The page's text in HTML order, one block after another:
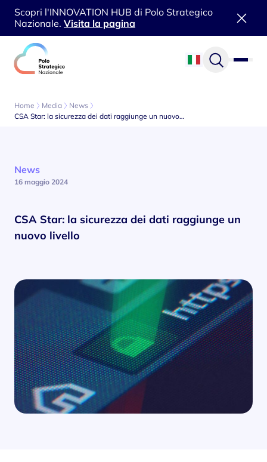
Vai al contenuto
Scopri l'INNOVATION HUB di Polo Strategico
Nazionale. Visita la pagina
Home Media
News
CSA Star: la sicurezza dei dati raggiunge un nuovo…
News
16 maggio 2024
CSA Star: la sicurezza dei dati raggiunge un
nuovo livello